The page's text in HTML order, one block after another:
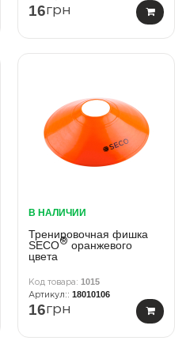
16грн
В НАЛИЧИИ
Тренировочная фишка
SECO® оранжевого
цвета
1015
18010106
16грн